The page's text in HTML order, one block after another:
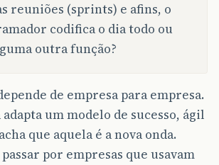
reuniões (sprints) e afins, o
codifica o dia todo ou
outra função?
de empresa para empresa.
um modelo de sucesso, ágil
que aquela é a nova onda.
por empresas que usavam